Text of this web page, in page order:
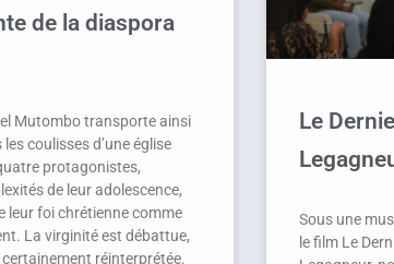
de la diaspora
Mutombo transporte ainsi
coulisses d’une église
protagonistes,
de leur adolescence,
leur foi chrétienne comme
La virginité est débattue,
certainement réinterprétée.
Le
Sous une
le film Le